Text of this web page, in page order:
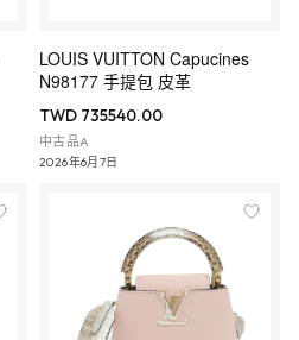
LOUIS VUITTON Capucines
N98177 手提包 皮革
TWD 735540.00
中古品A
2026年6月7日